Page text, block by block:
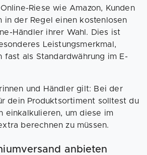
Riese wie Amazon, Kunden
in der Regel einen kostenlosen
Händler ihrer Wahl. Dies ist
Leistungsmerkmal,
fast als Standardwährung im E-
und Händler gilt: Bei der
dein Produktsortiment solltest du
einkalkulieren, um diese im
berechnen zu müssen.
anbieten